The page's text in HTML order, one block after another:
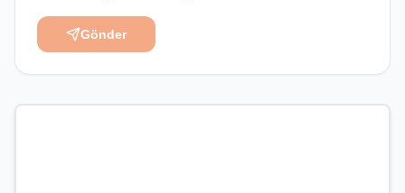
Gönder